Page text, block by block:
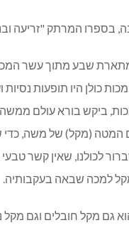
בספרו המרתק "זריעה
שבע מתוך עשר
כולן היו תופעות נסיות
ביקש בורא עולם ממשה
המטה (מקל) של משה,
לכולנו, שאין קשר טבעי
למכה שבאה בעקבותיה.
גם מקל חובלים וגם מקל